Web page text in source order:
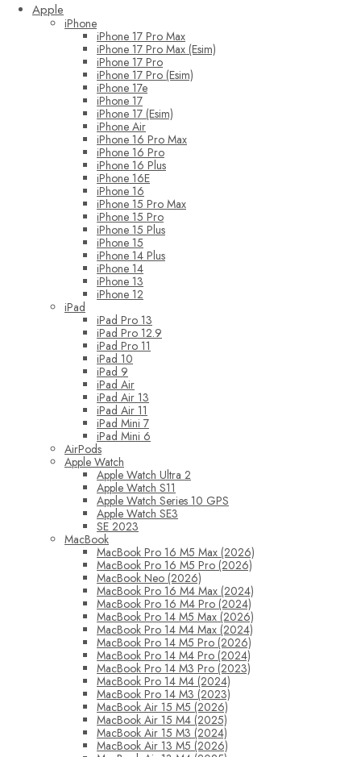
Apple
iPhone
iPhone 17 Pro Max
iPhone 17 Pro Max (Esim)
iPhone 17 Pro
iPhone 17 Pro (Esim)
iPhone 17e
iPhone 17
iPhone 17 (Esim)
iPhone Air
iPhone 16 Pro Max
iPhone 16 Pro
iPhone 16 Plus
iPhone 16E
iPhone 16
iPhone 15 Pro Max
iPhone 15 Pro
iPhone 15 Plus
iPhone 15
iPhone 14 Plus
iPhone 14
iPhone 13
iPhone 12
iPad
iPad Pro 13
iPad Pro 12.9
iPad Pro 11
iPad 10
iPad 9
iPad Air
iPad Air 13
iPad Air 11
iPad Mini 7
iPad Mini 6
AirPods
Apple Watch
Apple Watch Ultra 2
Apple Watch S11
Apple Watch Series 10 GPS
Apple Watch SE3
SE 2023
MacBook
MacBook Pro 16 M5 Max (2026)
MacBook Pro 16 M5 Pro (2026)
MacBook Neo (2026)
MacBook Pro 16 M4 Max (2024)
MacBook Pro 16 M4 Pro (2024)
MacBook Pro 14 M5 Max (2026)
MacBook Pro 14 M4 Max (2024)
MacBook Pro 14 M5 Pro (2026)
MacBook Pro 14 M4 Pro (2024)
MacBook Pro 14 M3 Pro (2023)
MacBook Pro 14 M4 (2024)
MacBook Pro 14 M3 (2023)
MacBook Air 15 M5 (2026)
MacBook Air 15 M4 (2025)
MacBook Air 15 M3 (2024)
MacBook Air 13 M5 (2026)